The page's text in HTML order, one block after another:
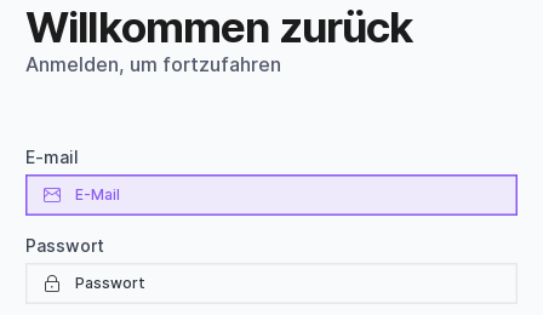
Willkommen zurück
Anmelden, um fortzufahren
E-mail
Passwort